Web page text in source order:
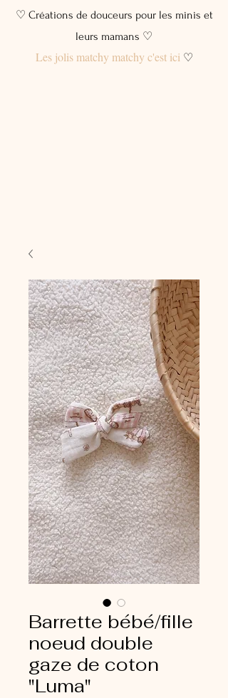
♡ Créations de douceurs pour les minis et
leurs mamans ♡
Les jolis matchy matchy c'est ici♡
Barrette bébé/fille
noeud double
gaze de coton
"Luma"